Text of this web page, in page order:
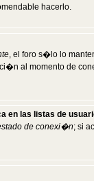
hacerlo.
, el foro s�lo lo
al momento de
en las listas de
de conexi�n; si